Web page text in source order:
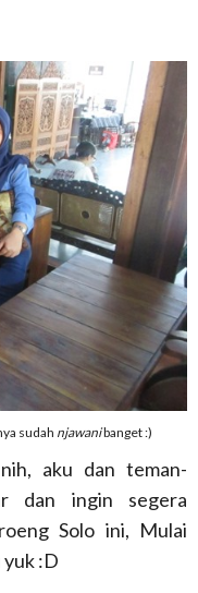
sudah njawanibanget :)
aku dan teman-
dan ingin segera
Solo ini, Mulai
:D